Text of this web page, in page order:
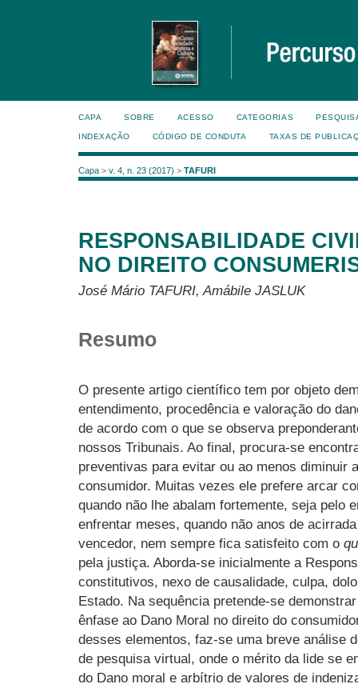
CAPA SOBRE ACESSO CATEGORIAS
INDEXAÇÃO CÓDIGO DE CONDUTA TAXAS DE
Capa > v. 4, n. 23 (2017) > TAFURI
RESPONSABILIDADE
NO DIREITO
José Mário TAFURI, Amábile JASLUK
Resumo
O presente artigo científico tem por objeto
entendimento, procedência e valoração do
de acordo com o que se observa
nossos Tribunais. Ao final, procura-se
preventivas para evitar ou ao menos diminuir
consumidor. Muitas vezes ele prefere arcar
quando não lhe abalam fortemente, seja pelo
enfrentar meses, quando não anos de
vencedor, nem sempre fica satisfeito com o
pela justiça. Aborda-se inicialmente a
constitutivos, nexo de causalidade, culpa,
Estado. Na sequência pretende-se
ênfase ao Dano Moral no direito do
desses elementos, faz-se uma breve análise
de pesquisa virtual, onde o mérito da lide se
do Dano moral e arbítrio de valores de